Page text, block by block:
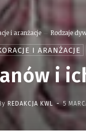
i aranżacje Rodzaje
I ARANŻACJE
i
REDAKCJA KWL - 5